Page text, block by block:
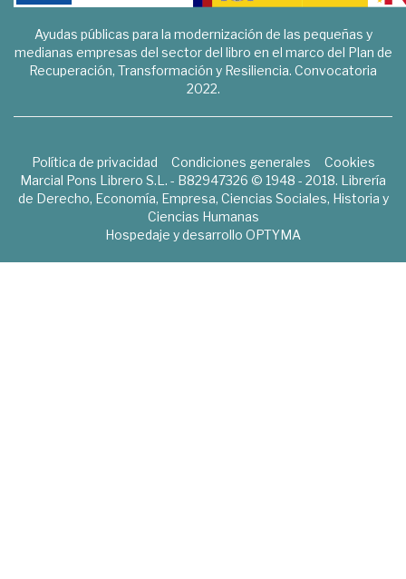
Ayudas públicas para la modernización de las pequeñas y
medianas empresas del sector del libro en el marco del Plan de
Recuperación, Transformación y Resiliencia. Convocatoria
2022.
Política de privacidad Condiciones generales
Cookies
Marcial Pons Librero S.L. - B82947326 © 1948 - 2018. Librería
de Derecho, Economía, Empresa, Ciencias Sociales, Historia y
Ciencias Humanas
Hospedaje y desarrollo OPTYMA